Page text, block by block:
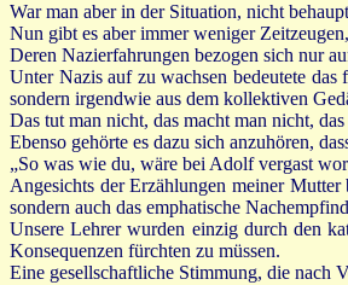
War man aber in der Situation, nicht
Nun gibt es aber immer weniger
Deren Nazierfahrungen bezogen sich nur
Unter Nazis auf zu wachsen bedeutete
sondern irgendwie aus dem kollektiven
Das tut man nicht, das macht man nicht,
Ebenso gehörte es dazu sich anzuhören,
„So was wie du, wäre bei Adolf vergast
Angesichts der Erzählungen meiner
sondern auch das emphatische
Unsere Lehrer wurden einzig durch den
Konsequenzen fürchten zu müssen.
Eine gesellschaftliche Stimmung, die nach